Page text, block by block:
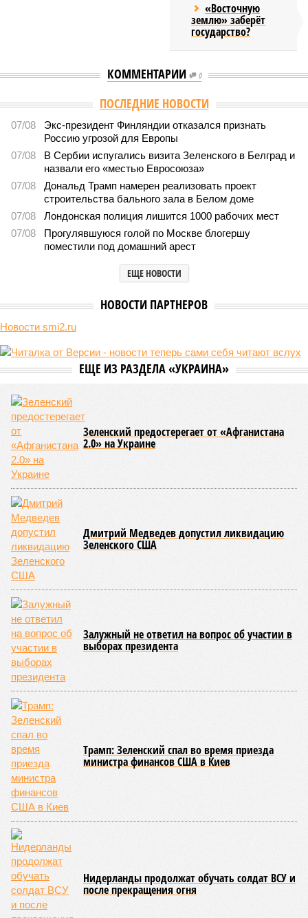
«Восточную
землю» заберёт
государство?
КОММЕНТАРИИ 0
Версия //Конфликт // В нескольких станциях от уже сданного
«Сказочного леса» пайщики ЖК «Станция Л» продолжают ждать от
компании Capital Group начала реальной достройки
В нескольких станциях от уже сданного «Сказочного
леса» пайщики ЖК «Станция Л» продолжают ждать от
компании Capital Group начала реальной достройки
«Станция ожидания» для дольщиков
«Станция Л» продолжают ждать от компании Capital Group начала
реальной достройки (изображение сгенерировано ИИ)
Пока в Ярославском районе СВАО дольщики «Сказочного леса»
заключение о соответствии проектной документации и
разрешение на ввод жилищного комплекса в эксплуатацию –
совсем недалеко, в паре станций метро южнее, на Люблинской
улице, картина, можно сказать, прямо противоположная.
ЖК «Светлый мир «Станция Л»: та же группа компаний-
банкрот Seven Suns Development, та же
схема достройки через Capital Group осенью 2024 года, но
за прошедшие два года результатов, по словам дольщиков,
практически не видно. Поинформации
порталов, первую очередь ЖК строители обещают сдать к
декабрю 2026 г., вторую – к марту 2028-го. Но никто при
этом из кураторов стройки не задается вопросом: как эти
сроки должны материализоваться? На строительной
площадке, по свидетельствам дольщиков, регулярно
бывающих у забора, какая-либо техника отсутствует. Ни
бетононасосов, ни работающих кранов, ни признаков
мобилизации подрядчиков. При том, что до «декабря 2026»
осталось менее полугода.
Если в «Сказочном лесу» техзаказчик публично
отчитывался о поэтапной готовности – 90%, затем 97%, с
конкретными инженерными работами (усиление
монолитных конструкций, устранение проектных ошибок) –
то по «Станции Л» подобной публичной отчётности
дольщики не видят. Ни Capital Group, ни кураторы
строительства не подтверждают ни соблюдения графика
строительства, ни объёма фактически выполненных работ.
Напрашивается закономерный вопрос: если
декларируемая «Capital Group модель (достраивать
проблемные объекты SSD») сработала на
Лосиноостровской, почему она не масштабируется на
Люблино? И означает ли отсутствие техники на площадке,